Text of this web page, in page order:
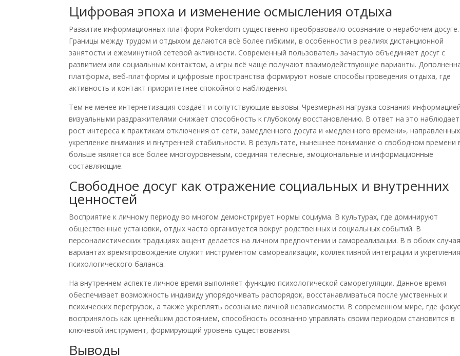
Цифровая эпоха и изменение осмысления отдыха
Развитие информационных платформ Pokerdom существенно преобразовало осознание о нерабочем досуге.
Границы между трудом и отдыхом делаются всё более гибкими, в особенности в реалиях дистанционной
занятости и ежеминутной сетевой активности. Современный пользователь зачастую объединяет досуг с
развитием или социальным контактом, а игры всё чаще получают взаимодействующие варианты.
платформа, веб-платформы и цифровые пространства формируют новые способы проведения отдыха, где
активность и контакт приоритетнее спокойного наблюдения.
Тем не менее интернетизация создаёт и сопутствующие вызовы. Чрезмерная нагрузка сознания
визуальными раздражителями снижает способность к глубокому восстановлению. В ответ на это
рост интереса к практикам отключения от сети, замедленного досуга и «медленного времени»,
укрепление внимания и внутренней стабильности. В результате, нынешнее понимание о свободном времени
больше является всё более многоуровневым, соединяя телесные, эмоциональные и информационные
составляющие.
Свободное досуг как отражение социальных и внутренних
ценностей
Восприятие к личному периоду во многом демонстрирует нормы социума. В культурах, где доминируют
общественные установки, отдых часто организуется вокруг родственных и социальных событий. В
персоналистических традициях акцент делается на личном предпочтении и самореализации. В в обоих
вариантах времяпровождение служит инструментом самореализации, коллективной интеграции и укрепления
психологического баланса.
На внутреннем аспекте личное время выполняет функцию психологической саморегуляции. Данное время
обеспечивает возможность индивиду упорядочивать распорядок, восстанавливаться после умственных и
психических перегрузок, а также укреплять осознание личной независимости. В современном мире, где фокус
воспринялось как ценнейшим достоянием, способность осознанно управлять своим периодом становится в
ключевой инструмент, формирующий уровень существования.
Выводы